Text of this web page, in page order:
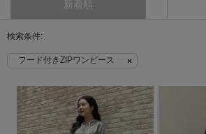
新着順
フード付きZIPワンピース